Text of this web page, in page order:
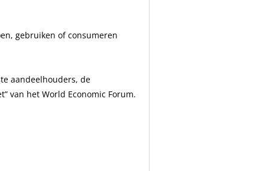
gebruiken of consumeren
aandeelhouders, de
van het World Economic Forum.